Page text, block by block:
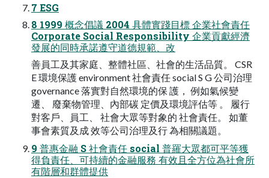
7 ESG
8 1999 概念倡議 2004 具體實踐目標 企業社會責任
Corporate Social Responsibility 企業貢獻經濟
發展的同時承諾遵守道德規範、改
善員工及其家庭、整體社區、社會的生活品質。 CSR
E 環境保護 environment 社會責任 social S G 公司治理
governance 落實對自然環境的保 護， 例如氣候變
遷、 廢棄物管理、內部碳 定價及環境評估等 。 履行
對客戶、員工、 社會大眾等對象的 社會責任。 如董
事會素質及成 效等公司治理及行 為相關議題。
9 普惠金融 S 社會責任 social 普羅大眾都可平等獲
得負責任、可持續的金融服務 有效且全方位為社會所
有階層和群體提供